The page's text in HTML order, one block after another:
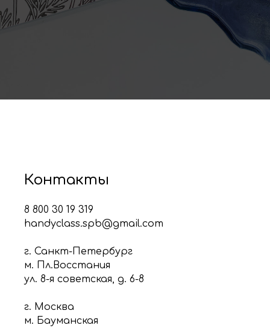
Контакты
8 800 30 19 319
handyclass.spb@gmail.com
г. Санкт-Петербург
м. Пл.Восстания
ул. 8-я советская, д. 6-8
г. Москва
м. Бауманская